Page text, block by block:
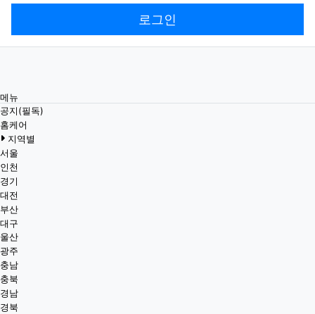
로그인
메뉴
공지(필독)
홈케어
지역별
서울
인천
경기
대전
부산
대구
울산
광주
충남
충북
경남
경북